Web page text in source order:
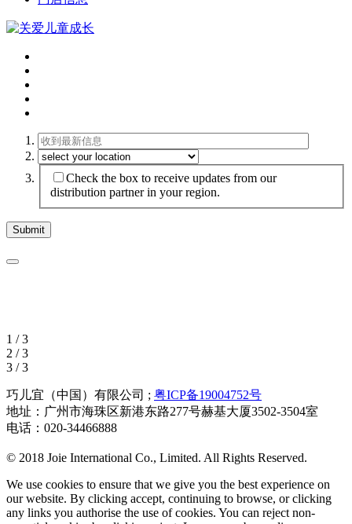
Check the box to receive updates from our
distribution partner in your region.
1 / 3
2 / 3
3 / 3
巧儿宜（中国）有限公司 ; 粤ICP备19004752号
地址：广州市海珠区新港东路277号赫基大厦3502-3504室
电话：020-34466888
© 2018 Joie International Co., Limited. All Rights Reserved.
We use cookies to ensure that we give you the best experience on
our website. By clicking accept, continuing to browse, or clicking
any links you authorise the use of cookies. You can reject non-